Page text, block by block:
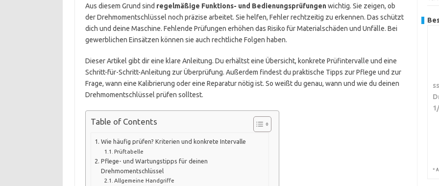
Aus diesem Grund sind regelmäßige Funktions- und Bedienungsprüfungenwichtig. Sie zeigen, ob
der Drehmomentschlüssel noch präzise arbeitet. Sie helfen, Fehler rechtzeitig zu erkennen. Das schützt
dich und deine Maschine. Fehlende Prüfungen erhöhen das Risiko für Materialschäden und Unfälle. Bei
gewerblichen Einsätzen können sie auch rechtliche Folgen haben.
Dieser Artikel gibt dir eine klare Anleitung. Du erhältst eine Übersicht, konkrete Prüfintervalle und eine
Schritt-für-Schritt-Anleitung zur Überprüfung. Außerdem findest du praktische Tipps zur Pflege und zur
Frage, wann eine Kalibrierung oder eine Reparatur nötig ist. So weißt du genau, wann und wie du deinen
Drehmomentschlüssel prüfen solltest.
Table of Contents
Wie häufig prüfen? Kriterien und konkrete Intervalle
Prüftabelle
Pflege- und Wartungstipps für deinen
Drehmomentschlüssel
Allgemeine Handgriffe
*